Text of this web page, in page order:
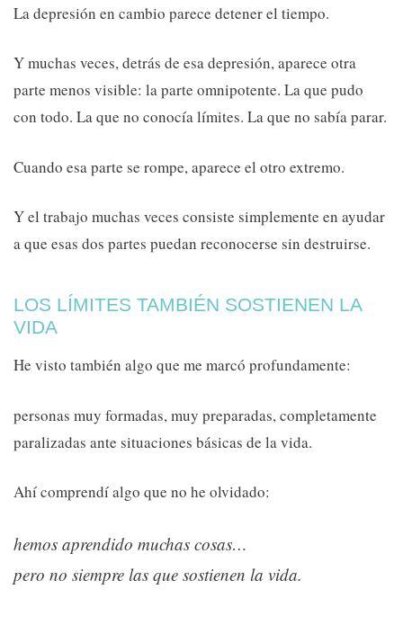
La depresión en cambio parece detener el tiempo.
Y muchas veces, detrás de esa depresión, aparece otra
parte menos visible: la parte omnipotente. La que pudo
con todo. La que no conocía límites. La que no sabía parar.
Cuando esa parte se rompe, aparece el otro extremo.
Y el trabajo muchas veces consiste simplemente en ayudar
a que esas dos partes puedan reconocerse sin destruirse.
LOS LÍMITES TAMBIÉN SOSTIENEN LA
VIDA
He visto también algo que me marcó profundamente:
personas muy formadas, muy preparadas, completamente
paralizadas ante situaciones básicas de la vida.
Ahí comprendí algo que no he olvidado:
hemos aprendido muchas cosas…
pero no siempre las que sostienen la vida.